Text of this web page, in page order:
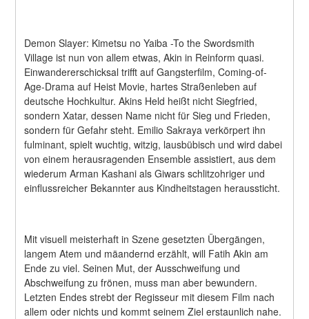
Demon Slayer: Kimetsu no Yaiba -To the Swordsmith
Village ist nun von allem etwas, Akin in Reinform quasi.
Einwandererschicksal trifft auf Gangsterfilm, Coming-of-
Age-Drama auf Heist Movie, hartes Straßenleben auf
deutsche Hochkultur. Akins Held heißt nicht Siegfried,
sondern Xatar, dessen Name nicht für Sieg und Frieden,
sondern für Gefahr steht. Emilio Sakraya verkörpert ihn
fulminant, spielt wuchtig, witzig, lausbübisch und wird dabei
von einem herausragenden Ensemble assistiert, aus dem
wiederum Arman Kashani als Giwars schlitzohriger und
einflussreicher Bekannter aus Kindheitstagen heraussticht.
Mit visuell meisterhaft in Szene gesetzten Übergängen,
langem Atem und mäandernd erzählt, will Fatih Akin am
Ende zu viel. Seinen Mut, der Ausschweifung und
Abschweifung zu frönen, muss man aber bewundern.
Letzten Endes strebt der Regisseur mit diesem Film nach
allem oder nichts und kommt seinem Ziel erstaunlich nahe.